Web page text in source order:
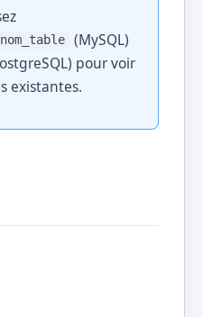
nom_table
(MySQL)
pour voir
existantes.